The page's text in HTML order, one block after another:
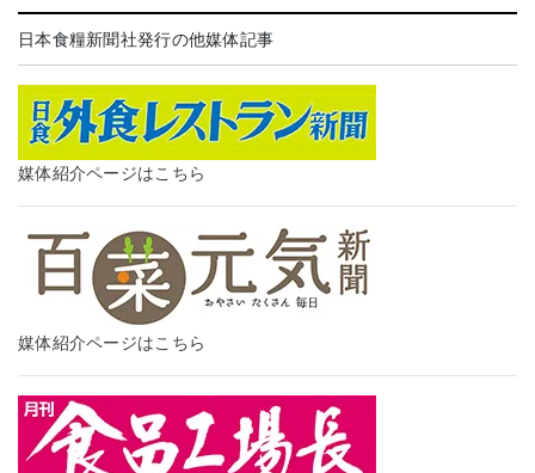
日本食糧新聞社発行の他媒体記事
媒体紹介ページはこちら
媒体紹介ページはこちら